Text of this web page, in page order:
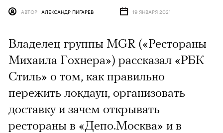
АВТОР АЛЕКСАНДР ПИГАРЕВ 19 ЯНВАРЯ 2021
Владелец группы MGR («Рестораны
Михаила Гохнера») рассказал «РБК
Стиль» о том, как правильно
пережить локдаун, организовать
доставку и зачем открывать
рестораны в «Депо.Москва» и в